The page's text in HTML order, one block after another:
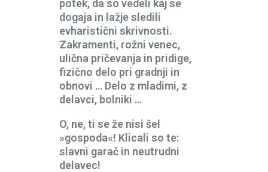
potek, da so vedeli kaj se
dogaja in lažje sledili
evharistični skrivnosti.
Zakramenti, rožni venec,
ulična pričevanja in pridige,
fizično delo pri gradnji in
obnovi … Delo z mladimi, z
delavci, bolniki …
O, ne, ti se že nisi šel
»gospoda«! Klicali so te:
slavni garač in neutrudni
delavec!